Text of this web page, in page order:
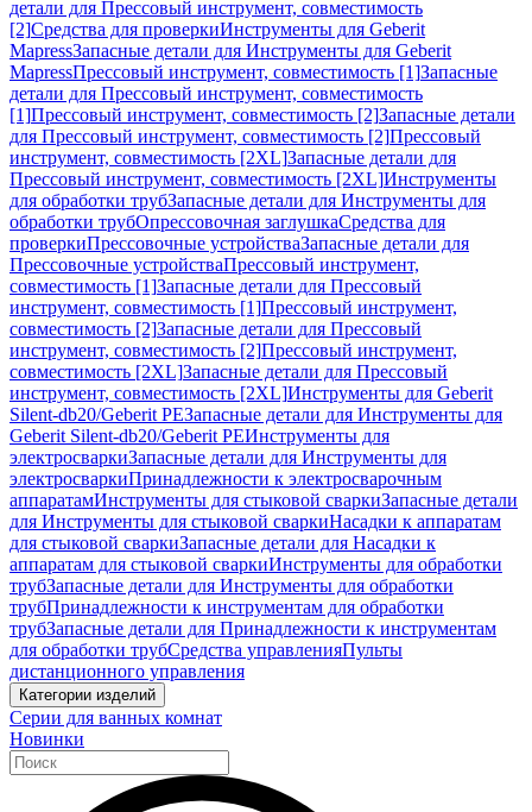
детали для Прессовый инструмент, совместимость
[2]Средства для проверкиИнструменты для Geberit
MapressЗапасные детали для Инструменты для Geberit
MapressПрессовый инструмент, совместимость [1]Запасные
детали для Прессовый инструмент, совместимость
[1]Прессовый инструмент, совместимость [2]Запасные детали
для Прессовый инструмент, совместимость [2]Прессовый
инструмент, совместимость [2XL]Запасные детали для
Прессовый инструмент, совместимость [2XL]Инструменты
для обработки трубЗапасные детали для Инструменты для
обработки трубОпрессовочная заглушкаСредства для
проверкиПрессовочные устройстваЗапасные детали для
Прессовочные устройстваПрессовый инструмент,
совместимость [1]Запасные детали для Прессовый
инструмент, совместимость [1]Прессовый инструмент,
совместимость [2]Запасные детали для Прессовый
инструмент, совместимость [2]Прессовый инструмент,
совместимость [2XL]Запасные детали для Прессовый
инструмент, совместимость [2XL]Инструменты для Geberit
Silent-db20/Geberit PEЗапасные детали для Инструменты для
Geberit Silent-db20/Geberit PEИнструменты для
электросваркиЗапасные детали для Инструменты для
электросваркиПринадлежности к электросварочным
аппаратамИнструменты для стыковой сваркиЗапасные детали
для Инструменты для стыковой сваркиНасадки к аппаратам
для стыковой сваркиЗапасные детали для Насадки к
аппаратам для стыковой сваркиИнструменты для обработки
трубЗапасные детали для Инструменты для обработки
трубПринадлежности к инструментам для обработки
трубЗапасные детали для Принадлежности к инструментам
для обработки трубСредства управленияПульты
дистанционного управления
Категории изделий
Серии для ванных комнат
Новинки